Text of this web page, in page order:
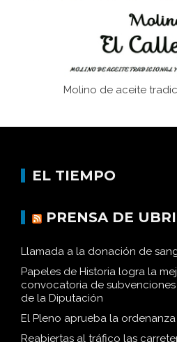
Molino de aceite
EL TIEMPO
PRENSA DE
Llamada a la donación de
Papeles de Historia logra la
convocatoria de
de la Diputación
El Pleno aprueba la
Reabiertas al tráfico las